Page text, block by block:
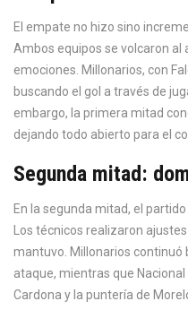
El empate no hizo sino
Ambos equipos se volcaron al
emociones. Millonarios, con
buscando el gol a través de
embargo, la primera mitad
dejando todo abierto para el
Segunda mitad:
En la segunda mitad, el
Los técnicos realizaron
mantuvo. Millonarios continuó
ataque, mientras que
Cardona y la puntería de